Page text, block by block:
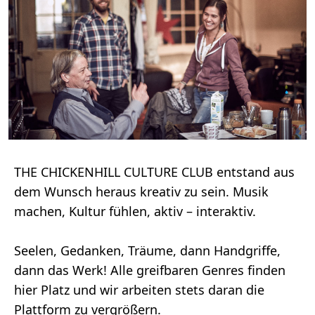
THE CHICKENHILL CULTURE CLUB entstand aus
dem Wunsch heraus kreativ zu sein. Musik
machen, Kultur fühlen, aktiv – interaktiv.
Seelen, Gedanken, Träume, dann Handgriffe,
dann das Werk! Alle greifbaren Genres finden
hier Platz und wir arbeiten stets daran die
Plattform zu vergrößern.